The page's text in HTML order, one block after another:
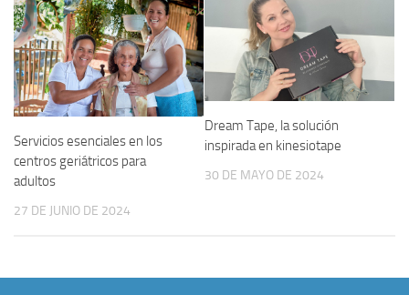
Servicios esenciales en los
centros geriátricos para
adultos
27 DE JUNIO DE 2024
Dream Tape, la solución
inspirada en kinesiotape
30 DE MAYO DE 2024